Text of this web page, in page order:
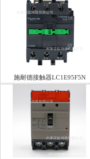
GV2PM32C24-32A
施耐德接触器LC1E95F5N